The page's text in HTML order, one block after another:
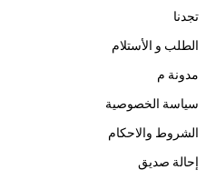
تجدنا
الطلب و الأستلام
مدونة م
سياسة الخصوصية
الشروط والاحكام
إحالة صديق